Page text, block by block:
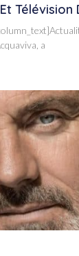
Télévision
a